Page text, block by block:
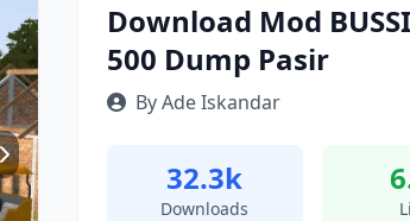
Download Mod
500 Dump Pasir
By Ade Iskandar
32.3k
Downloads